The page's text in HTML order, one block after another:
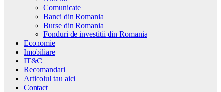
Comunicate
Banci din Romania
Burse din Romania
Fonduri de investitii din Romania
Economie
Imobiliare
IT&C
Recomandari
Articolul tau aici
Contact